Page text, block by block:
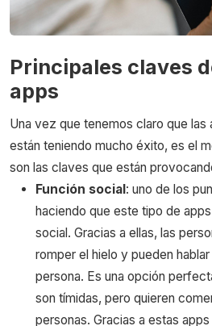
Principales claves
apps
Una vez que tenemos claro que las
están teniendo mucho éxito, es el
son las claves que están
Función social: uno de los
haciendo que este tipo de
social. Gracias a ellas, las
romper el hielo y pueden
persona. Es una opción
son tímidas, pero quieren
personas. Gracias a estas